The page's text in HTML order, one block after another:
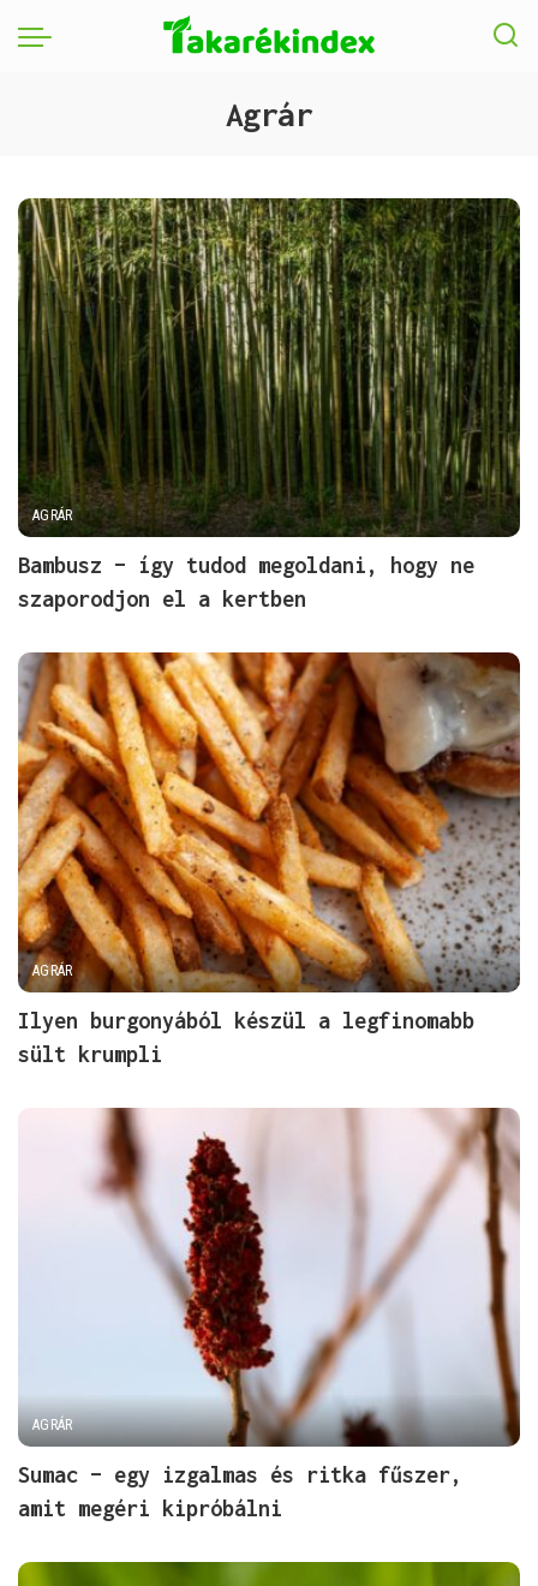
Agrár
AGRÁR
Bambusz – így tudod megoldani, hogy ne
szaporodjon el a kertben
AGRÁR
Ilyen burgonyából készül a legfinomabb
sült krumpli
AGRÁR
Sumac – egy izgalmas és ritka fűszer,
amit megéri kipróbálni